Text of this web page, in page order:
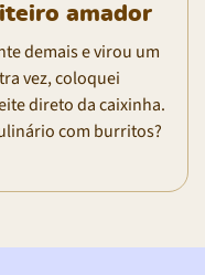
amador
demais e virou um
vez, coloquei
direto da caixinha.
com burritos?